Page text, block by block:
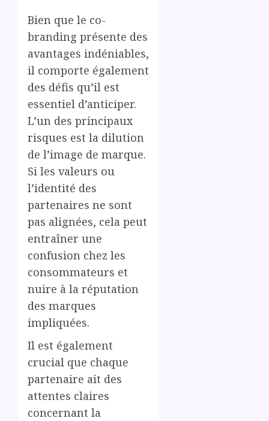
Bien que le co-
branding présente des
avantages indéniables,
il comporte également
des défis qu’il est
essentiel d’anticiper.
L’un des principaux
risques est la dilution
de l’image de marque.
Si les valeurs ou
l’identité des
partenaires ne sont
pas alignées, cela peut
entraîner une
confusion chez les
consommateurs et
nuire à la réputation
des marques
impliquées.
Il est également
crucial que chaque
partenaire ait des
attentes claires
concernant la